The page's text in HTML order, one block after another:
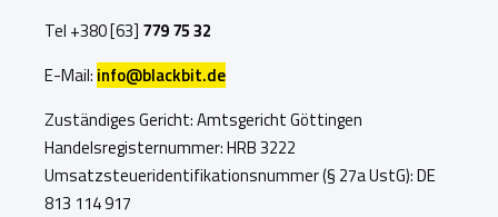
Tel +380 [63] 779 75 32
E-Mail: info@blackbit.de
Zuständiges Gericht: Amtsgericht Göttingen
Handelsregisternummer: HRB 3222
Umsatzsteueridentifikationsnummer (§ 27a UstG): DE
813 114 917